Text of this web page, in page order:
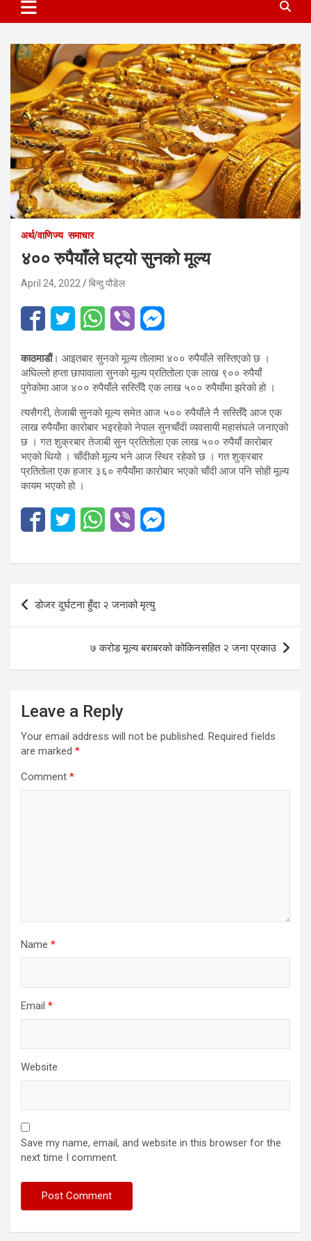
अर्थ/वाणिज्य समाचार
४०० रुपैयाँले घट्यो सुनको मूल्य
April 24, 2022 बिन्दु पौडेल
काठमाडौं। आइतबार सुनको मूल्य तोलामा ४०० रुपैयाँले सस्तिएको छ ।
अघिल्लो हप्ता छापावाला सुनको मूल्य प्रतितोला एक लाख ९०० रुपैयाँ
पुगेकोमा आज ४०० रुपैयाँले सस्तिँदै एक लाख ५०० रुपैयाँमा झरेको हो ।
त्यसैगरी, तेजाबी सुनको मूल्य समेत आज ५०० रुपैयाँले नै सस्तिँदै आज एक
लाख रुपैयाँमा कारोबार भइरहेको नेपाल सुनचाँदी व्यवसायी महासंघले जनाएको
छ । गत शुक्रबार तेजाबी सुन प्रतितोला एक लाख ५०० रुपैयाँ कारोबार
भएको थियो । चाँदीको मूल्य भने आज स्थिर रहेको छ । गत शुक्रबार
प्रतितोला एक हजार ३६० रुपैयाँमा कारोबार भएको चाँदी आज पनि सोही मूल्य
कायम भएको हो ।
Post
navigation
डोजर दुर्घटना हुँदा २ जनाको मृत्यु
७ करोड मूल्य बराबरको कोकिनसहित २ जना प्रकाउ
Leave a Reply
Your email address will not be published. Required fields
are marked *
Comment *
Name *
Email *
Website
Save my name, email, and website in this browser for the
next time I comment.